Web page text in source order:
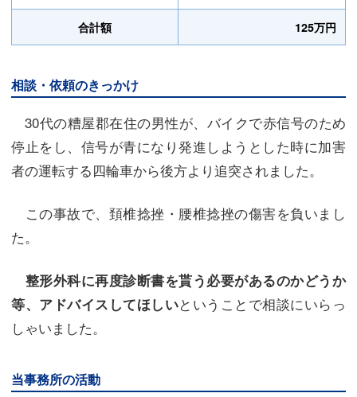
合計額 125万円
相談・依頼のきっかけ
30代の糟屋郡在住の男性が、バイクで赤信号のため
停止をし、信号が青になり発進しようとした時に加害
者の運転する四輪車から後方より追突されました。
この事故で、頚椎捻挫・腰椎捻挫の傷害を負いまし
た。
整形外科に再度診断書を貰う必要があるのかどうか
等、アドバイスしてほしいということで相談にいらっ
しゃいました。
当事務所の活動